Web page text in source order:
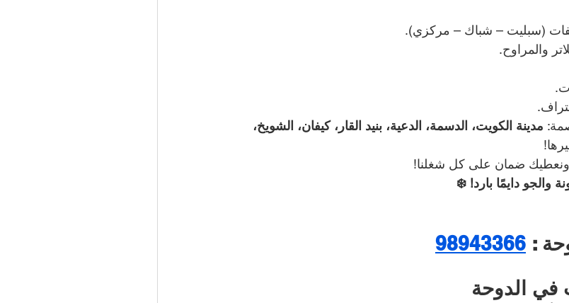
(سبليت – شباك – مركزي).
والمراوح.
مدينة الكويت، الدسمة، الدعية، بنيد القار، كيفان، الشويخ،
ضمان على كل شغلنا!
والجو دايمًا بارد! ❄️
:
98943366
في الدوحة